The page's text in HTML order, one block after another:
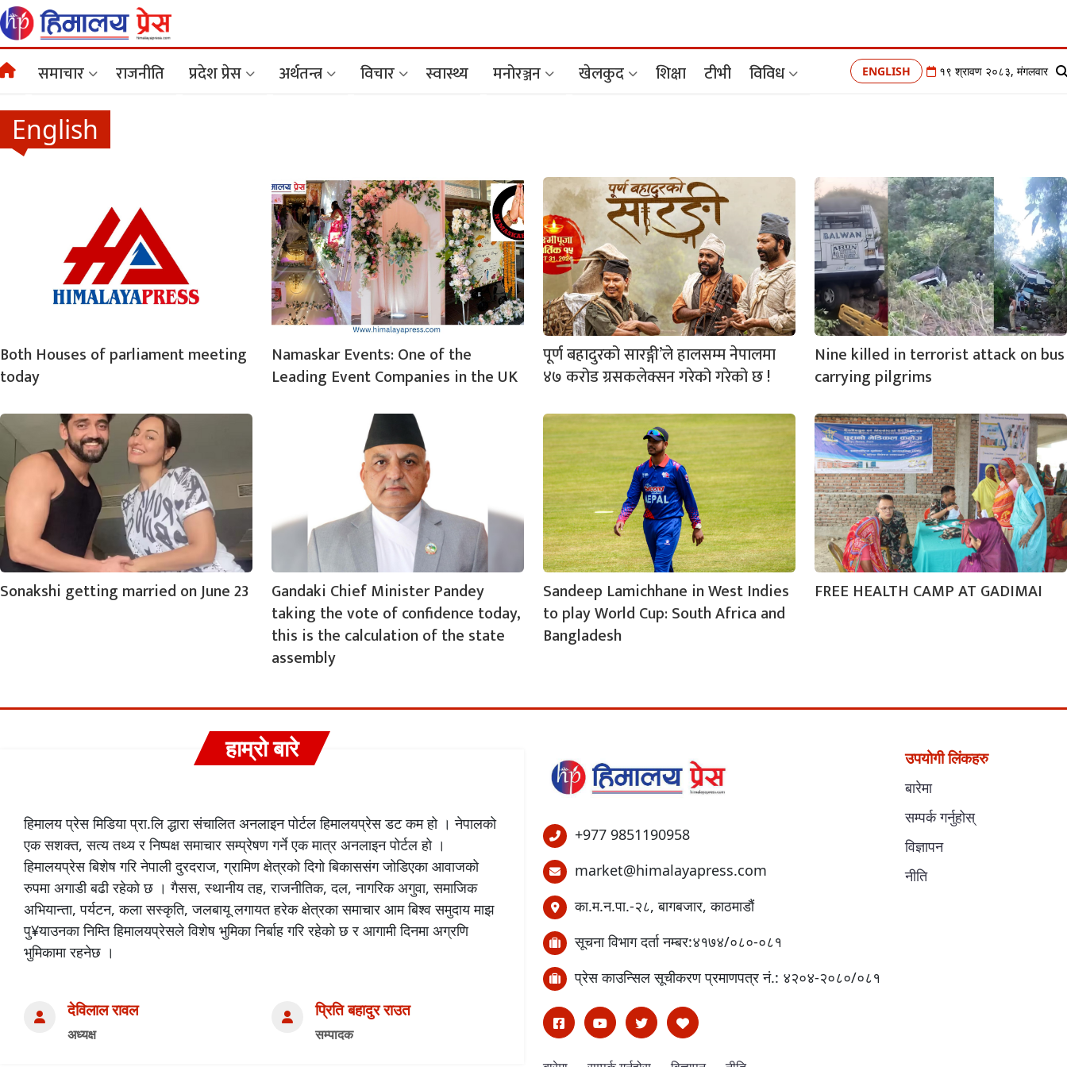
समाचार राजनीति प्रदेश प्रेस अर्थतन्त्र विचार स्वास्थ्य मनोरञ्जन खेलकुद शिक्षा टीभी विविध ENGLISH १९ श्रावण २०८३, मंगलवार
English
Both Houses of parliament meeting
today
Namaskar Events: One of the
Leading Event Companies in the UK
पूर्ण बहादुरको सारङ्गी’ले हालसम्म नेपालमा
४७ करोड ग्रसकलेक्सन गरेको गरेको छ !
Nine killed in terrorist attack on bus
carrying pilgrims
Sonakshi getting married on June 23
Gandaki Chief Minister Pandey
taking the vote of confidence today,
this is the calculation of the state
assembly
Sandeep Lamichhane in West Indies
to play World Cup: South Africa and
Bangladesh
FREE HEALTH CAMP AT GADIMAI
हाम्रो बारे
हिमालय प्रेस मिडिया प्रा.लि द्धारा संचालित अनलाइन पोर्टल हिमालयप्रेस डट कम हो । नेपालको
एक सशक्त, सत्य तथ्य र निष्पक्ष समाचार सम्प्रेषण गर्ने एक मात्र अनलाइन पोर्टल हो ।
हिमालयप्रेस बिशेष गरि नेपाली दुरदराज, ग्रामिण क्षेत्रको दिगो बिकाससंग जोडिएका आवाजको
रुपमा अगाडी बढी रहेको छ । गैसस, स्थानीय तह, राजनीतिक, दल, नागरिक अगुवा, समाजिक
अभियान्ता, पर्यटन, कला सस्कृति, जलबायू लगायत हरेक क्षेत्रका समाचार आम बिश्व समुदाय माझ
पु¥याउनका निम्ति हिमालयप्रेसले विशेष भुमिका निर्बाह गरि रहेको छ र आगामी दिनमा अग्रणि
भुमिकामा रहनेछ ।
देविलाल रावल
अध्यक्ष
प्रिति बहादुर राउत
सम्पादक
+977 9851190958
market@himalayapress.com
का.म.न.पा.-२८, बागबजार, काठमाडौं
सूचना विभाग दर्ता नम्बर:४१७४/०८०-०८१
प्रेस काउन्सिल सूचीकरण प्रमाणपत्र नं.: ४२०४-२०८०/०८१
उपयोगी लिंकहरु
बारेमा
सम्पर्क गर्नुहोस्
विज्ञापन
नीति